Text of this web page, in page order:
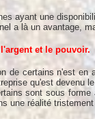
ayant une
a là un avantage,
et le pouvoir.
de certains n'est
qu'est devenu
sont sous
une réalité